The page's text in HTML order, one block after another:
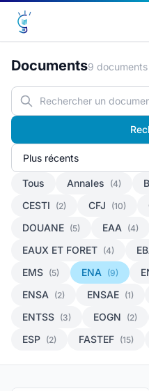
Documents9 documents
Tous Annales (4)
CESTI (2) CFJ (10)
DOUANE (5) EAA (4)
EAUX ET FORET (4)
EMS (5) ENA (9)
ENSA (2) ENSAE (1)
ENTSS (3) EOGN (2)
ESP (2) FASTEF (15)